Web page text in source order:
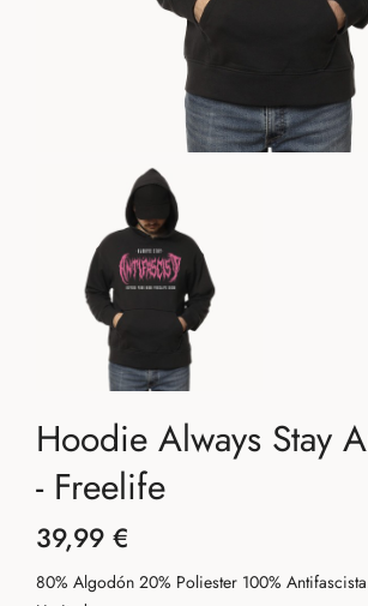
Hoodie Always Stay
- Freelife
39,99 €
80% Algodón 20% Poliester 100%